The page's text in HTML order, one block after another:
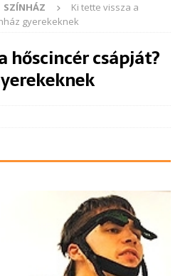
SZÍNHÁZ
Ki tette vissza a
gyerekeknek
hőscincér csápját?